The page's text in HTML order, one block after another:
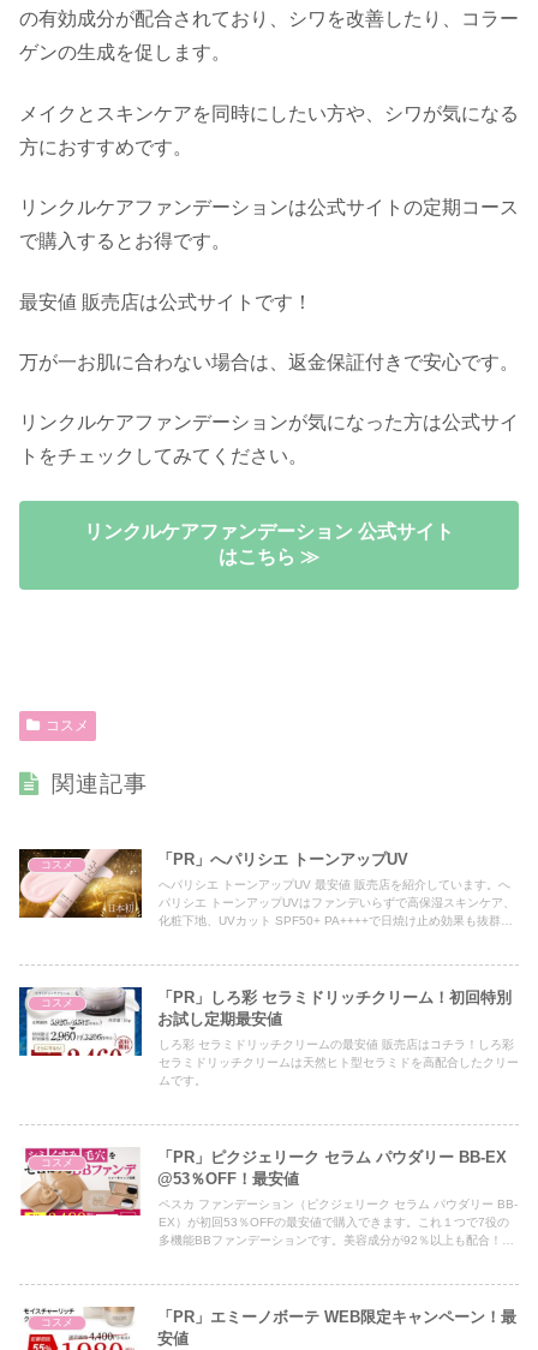
の有効成分が配合されており、シワを改善したり、コラー
ゲンの生成を促します。
メイクとスキンケアを同時にしたい方や、シワが気になる
方におすすめです。
リンクルケアファンデーションは公式サイトの定期コース
で購入するとお得です。
最安値 販売店は公式サイトです！
万が一お肌に合わない場合は、返金保証付きで安心です。
リンクルケアファンデーションが気になった方は公式サイ
トをチェックしてみてください。
リンクルケアファンデーション 公式サイト
はこちら ≫
コスメ
関連記事
コスメ 「PR」へパリシエ トーンアップUV
へパリシエ トーンアップUV 最安値 販売店を紹介しています。へ
パリシエ トーンアップUVはファンデいらずで高保湿スキンケア、
化粧下地、UVカット SPF50+ PA++++で日焼け止め効果も抜群で
コスメ
「PR」しろ彩 セラミドリッチクリーム！初回特別
お試し定期最安値
しろ彩 セラミドリッチクリームの最安値 販売店はコチラ！しろ彩
セラミドリッチクリームは天然ヒト型セラミドを高配合したクリー
ムです。
コスメ
「PR」ピクジェリーク セラム パウダリー BB-EX
@53％OFF！最安値
ペスカ ファンデーション（ピクジェリーク セラム パウダリー BB-
EX）が初回53％OFFの最安値で購入できます。これ１つで7役の
多機能BBファンデーションです。美容成分が92％以上も配合！シ
コスメ
「PR」エミーノボーテ WEB限定キャンペーン！最
安値